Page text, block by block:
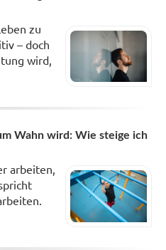
zu
– doch
wird,
Wahn wird: Wie steige ich
arbeiten,